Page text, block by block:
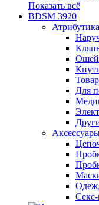
Показать всё
BDSM 3920
Атрибутика
Для
Секс-